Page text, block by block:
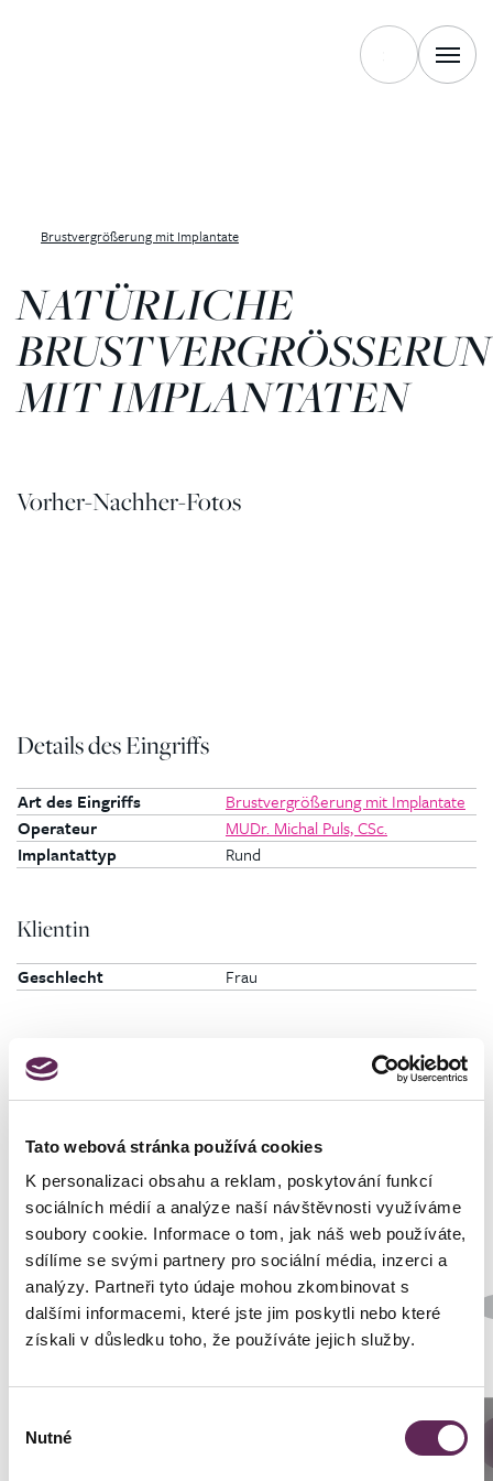
Tato webová stránka používá cookies
K personalizaci obsahu a reklam, poskytování funkcí
sociálních médií a analýze naší návštěvnosti využíváme
soubory cookie. Informace o tom, jak náš web používáte,
sdílíme se svými partnery pro sociální média, inzerci a
analýzy. Partneři tyto údaje mohou zkombinovat s
dalšími informacemi, které jste jim poskytli nebo které
získali v důsledku toho, že používáte jejich služby.
souhlasu
Nutné
Brustvergrößerung mit Implantate
NATÜRLICHE
IT IMPLANTATEN
Vorher-Nachher-Fotos
Details des Eingriffs
Art des Eingriffs
Brustvergrößerung mit Implantate
Operateur
MUDr. Michal Puls, CSc.
Implantattyp
Rund
Klientin
Geschlecht Frau
Fotos vorher und nachher
Der behandelnde Arzt
MUDr. Petros Christodoulou
Rund
DETAILS DER VERWANDLUNG